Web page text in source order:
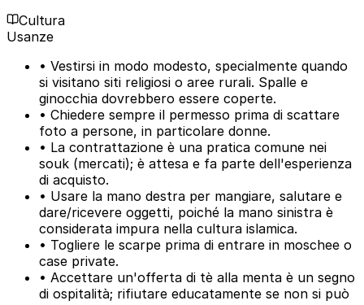
Cultura
Usanze
• Vestirsi in modo modesto, specialmente quando
si visitano siti religiosi o aree rurali. Spalle e
ginocchia dovrebbero essere coperte.
• Chiedere sempre il permesso prima di scattare
foto a persone, in particolare donne.
• La contrattazione è una pratica comune nei
souk (mercati); è attesa e fa parte dell'esperienza
di acquisto.
• Usare la mano destra per mangiare, salutare e
dare/ricevere oggetti, poiché la mano sinistra è
considerata impura nella cultura islamica.
• Togliere le scarpe prima di entrare in moschee o
case private.
• Accettare un'offerta di tè alla menta è un segno
di ospitalità; rifiutare educatamente se non si può